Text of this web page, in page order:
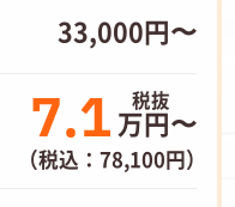
33,000円〜
7.1 万円〜
（税込：78,100円）